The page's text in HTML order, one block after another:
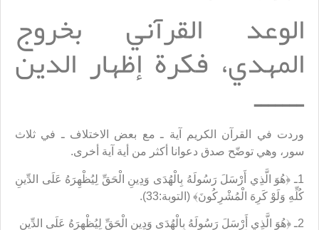
الوعد القرآني بخروج
المهدي، فكرة إظهار الدين
ـــــــ
وردت في القرآن الكريم آية ـ مع بعض الاختلاف ـ في ثلاث
سور، وهي توضّح صدق دعوانا أكثر من أية آية أخرى.
1ـ ﴿هُوَ الَّذِي أَرْسَلَ رَسُولَهُ بِالْهُدَى وَدِينِ الْحَقِّ لِيُظْهِرَهُ عَلَى الدِّينِ
كُلِّهِ وَلَوْ كَرِهَ الْمُشْرِكُونَ﴾ (التوبة:33).
2ـ ﴿هُوَ الَّذِي أَرْسَلَ رَسُولَهُ بِالْهُدَى وَدِينِ الْحَقِّ لِيُظْهِرَهُ عَلَى الدِّينِ